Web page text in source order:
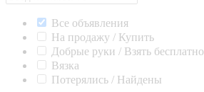
Все объявления
На продажу / Купить
Добрые руки / Взять бесплатно
Вязка
Потерялись / Найдены